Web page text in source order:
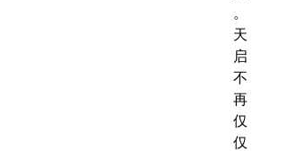
。
天
启
不
再
仅
仅